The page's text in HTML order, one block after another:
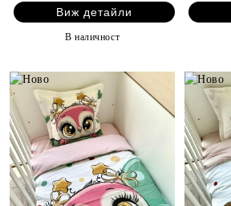
Виж детайли
В наличност